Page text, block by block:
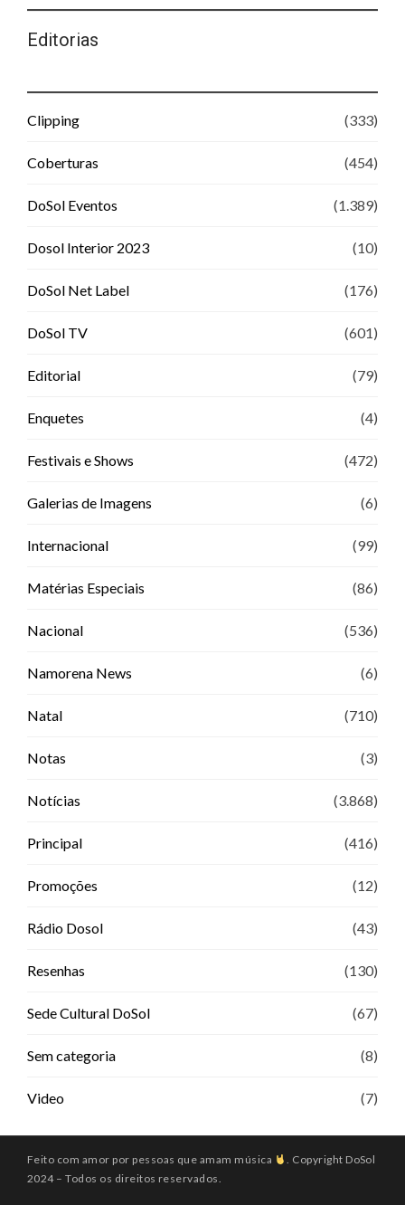
Editorias
Clipping (333)
Coberturas (454)
DoSol Eventos (1.389)
Dosol Interior 2023 (10)
DoSol Net Label (176)
DoSol TV (601)
Editorial (79)
Enquetes (4)
Festivais e Shows (472)
Galerias de Imagens (6)
Internacional (99)
Matérias Especiais (86)
Nacional (536)
Namorena News (6)
Natal (710)
Notas (3)
Notícias (3.868)
Principal (416)
Promoções (12)
Rádio Dosol (43)
Resenhas (130)
Sede Cultural DoSol (67)
Sem categoria (8)
Video (7)
Feito com amor por pessoas que amam música
. Copyright DoSol
2024 – Todos os direitos reservados.